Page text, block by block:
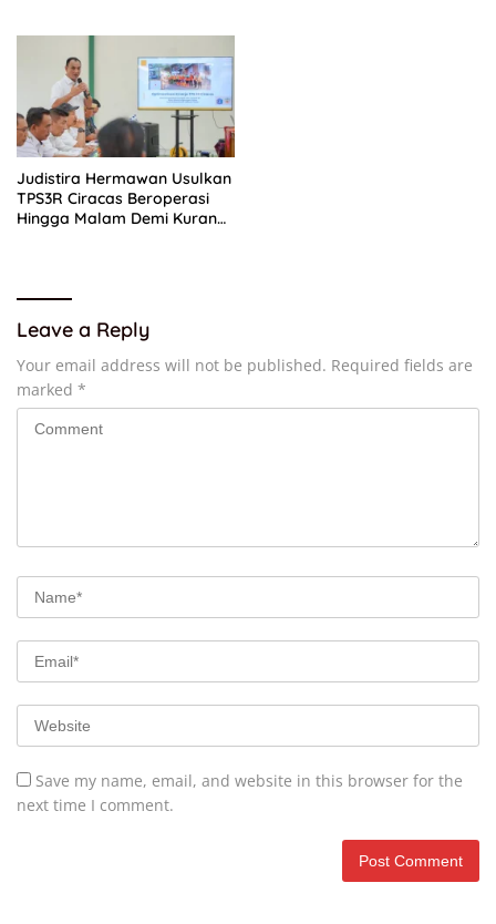
Judistira Hermawan Usulkan
TPS3R Ciracas Beroperasi
Hingga Malam Demi Kurangi
Leave a Reply
Your email address will not be published. Required fields are
marked *
Save my name, email, and website in this browser for the
next time I comment.